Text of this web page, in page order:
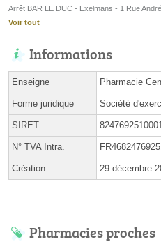
Arrêt BAR LE DUC - Exelmans - 1 Rue
Voir tout
Informations
Enseigne Pharmacie
Forme juridique Société
SIRET
N° TVA Intra.
Création 29 décembre
Pharmacies proches